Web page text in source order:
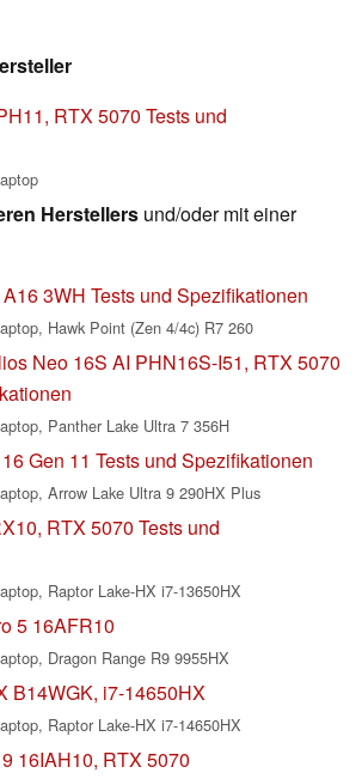
RTX 5070 Tests und
Herstellers und/oder mit einer
3WH Tests und Spezifikationen
Hawk Point (Zen 4/4c) R7 260
Neo 16S AI PHN16S-I51, RTX 5070
Panther Lake Ultra 7 356H
Gen 11 Tests und Spezifikationen
Arrow Lake Ultra 9 290HX Plus
RTX 5070 Tests und
Raptor Lake-HX i7-13650HX
5 16AFR10
Dragon Range R9 9955HX
B14WGK, i7-14650HX
Raptor Lake-HX i7-14650HX
16IAH10, RTX 5070